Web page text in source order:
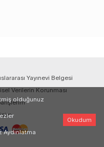
Yayınevi Belgesi
Verilerin Korunması
olduğunuz
Aydınlatma
Okudum